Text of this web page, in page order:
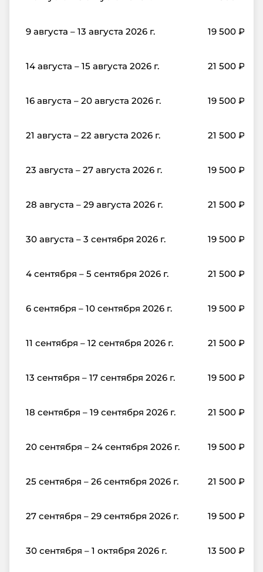
9 августа – 13 августа 2026 г. 19 500 ₽
14 августа – 15 августа 2026 г. 21 500 ₽
16 августа – 20 августа 2026 г. 19 500 ₽
21 августа – 22 августа 2026 г. 21 500 ₽
23 августа – 27 августа 2026 г. 19 500 ₽
28 августа – 29 августа 2026 г. 21 500 ₽
30 августа – 3 сентября 2026 г. 19 500 ₽
4 сентября – 5 сентября 2026 г. 21 500 ₽
6 сентября – 10 сентября 2026 г. 19 500 ₽
11 сентября – 12 сентября 2026 г. 21 500 ₽
13 сентября – 17 сентября 2026 г. 19 500 ₽
18 сентября – 19 сентября 2026 г. 21 500 ₽
20 сентября – 24 сентября 2026 г. 19 500 ₽
25 сентября – 26 сентября 2026 г. 21 500 ₽
27 сентября – 29 сентября 2026 г. 19 500 ₽
30 сентября – 1 октября 2026 г. 13 500 ₽